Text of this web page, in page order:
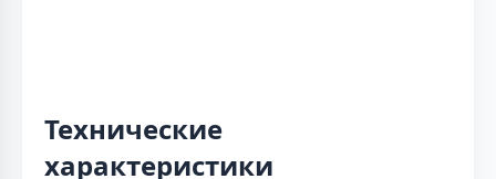
Технические
характеристики